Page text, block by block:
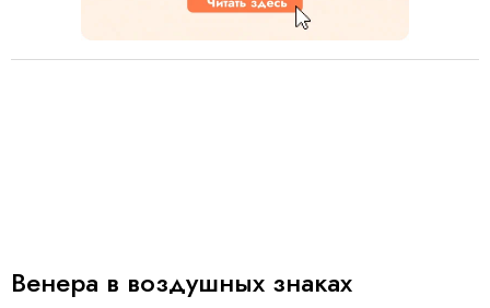
Венера в воздушных знаках